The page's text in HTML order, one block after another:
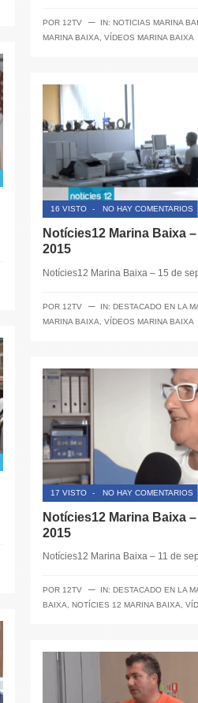
POR 12TV ─ IN: NOTICIAS MARINA
MARINA BAIXA
VÍDEOS MARINA BAIXA
16 VISTO - NO HAY COMENTARIOS
Notícies12 Marina Baixa
2015
Notícies12 Marina Baixa – 15 de
POR 12TV ─ IN: DESTACADO EN LA
MARINA BAIXA
VÍDEOS MARINA BAIXA
17 VISTO - NO HAY COMENTARIOS
Notícies12 Marina Baixa
2015
Notícies12 Marina Baixa – 11 de
POR 12TV ─ IN: DESTACADO EN LA
BAIXA
NOTÍCIES 12 MARINA BAIXA